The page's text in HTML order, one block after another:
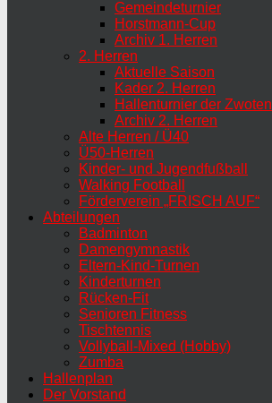
Gemeindeturnier
Horstmann-Cup
Archiv 1. Herren
2. Herren
Aktuelle Saison
Kader 2. Herren
Hallenturnier der Zwoten
Archiv 2. Herren
Alte Herren / Ü40
Ü50-Herren
Kinder- und Jugendfußball
Walking Football
Förderverein „FRISCH AUF“
Abteilungen
Badminton
Damengymnastik
Eltern-Kind-Turnen
Kinderturnen
Rücken-Fit
Senioren Fitness
Tischtennis
Vollyball-Mixed (Hobby)
Zumba
Hallenplan
Der Vorstand